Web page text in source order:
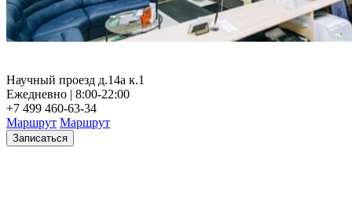
Научный проезд д.14а к.1
Ежедневно | 8:00-22:00
+7 499 460-63-34
Маршрут Маршрут
Записаться